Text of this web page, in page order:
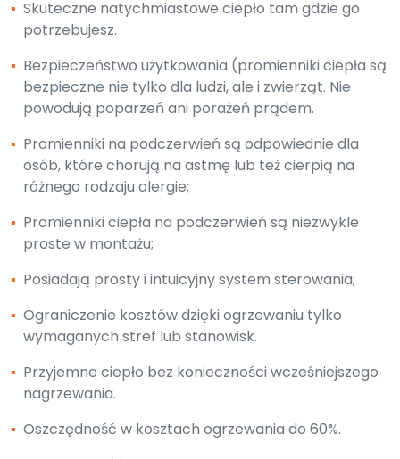
▪ Skuteczne natychmiastowe ciepło tam gdzie go
potrzebujesz.
▪ Bezpieczeństwo użytkowania (promienniki ciepła są
bezpieczne nie tylko dla ludzi, ale i zwierząt. Nie
powodują poparzeń ani porażeń prądem.
▪ Promienniki na podczerwień są odpowiednie dla
osób, które chorują na astmę lub też cierpią na
różnego rodzaju alergie;
▪ Promienniki ciepła na podczerwień są niezwykle
proste w montażu;
▪ Posiadają prosty i intuicyjny system sterowania;
▪ Ograniczenie kosztów dzięki ogrzewaniu tylko
wymaganych stref lub stanowisk.
▪ Przyjemne ciepło bez konieczności wcześniejszego
nagrzewania.
▪ Oszczędność w kosztach ogrzewania do 60%.